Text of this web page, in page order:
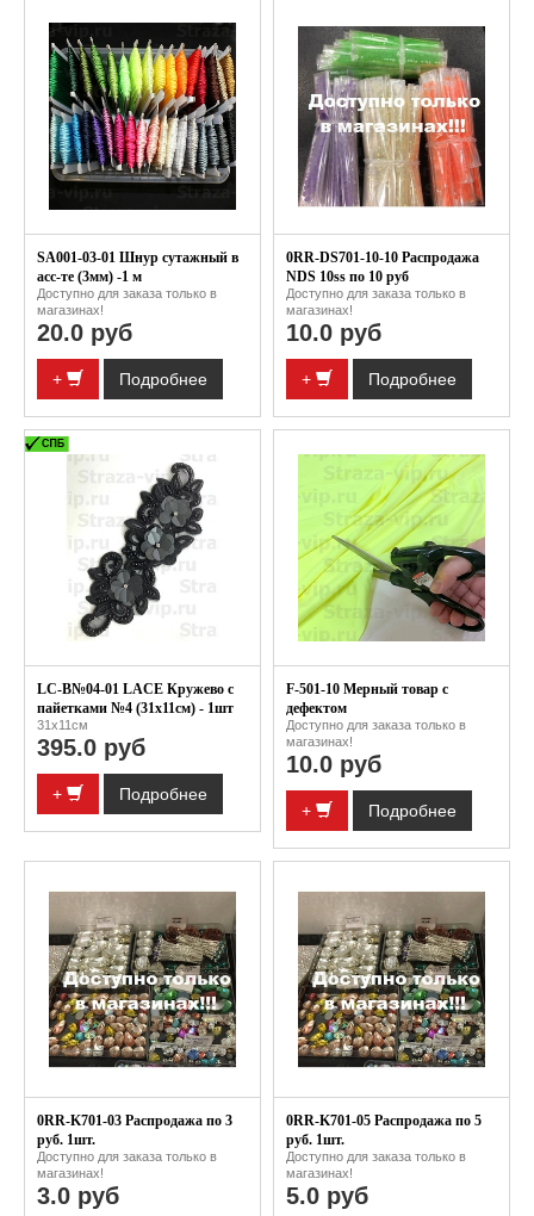
SA001-03-01 Шнур сутажный в
асс-те (3мм) -1 м
Доступно для заказа только в
магазинах!
20.0 руб
+ Подробнее
0RR-DS701-10-10 Распродажа
NDS 10ss по 10 руб
Доступно для заказа только в
магазинах!
10.0 руб
+ Подробнее
LC-B№04-01 LACE Кружево с
пайетками №4 (31x11см) - 1шт
31x11см
395.0 руб
+ Подробнее
F-501-10 Мерный товар с
дефектом
Доступно для заказа только в
магазинах!
10.0 руб
+ Подробнее
0RR-K701-03 Распродажа по 3
руб. 1шт.
Доступно для заказа только в
магазинах!
3.0 руб
0RR-K701-05 Распродажа по 5
руб. 1шт.
Доступно для заказа только в
магазинах!
5.0 руб